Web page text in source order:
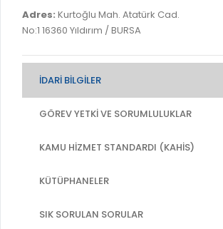
BİLGİ EDİNME
MECLİS
MECLİS ÜYELERİ
MECLİS KARARLARI
MECLİS GÜNDEMİ VE KARAR ÖZETLERİ
PERFORMANS PROGRAMI
YANGIN SİGORTA E-BEYANNAME
BAŞVURU / KAYIT / SORGU
ORKESTRA KAYIT
SEYAHAT KARTI SORGULAMA
İTFAİYE RAPORU
ONLİNE KATI ATIK BAŞVURUSU
Adres: Kurtoğlu Mah. Atatürk Cad.
No:1 16360 Yıldırım / BURSA
İDARI BILGILER
GÖREV YETKI VE SORUMLULUKLAR
KAMU HIZMET STANDARDI (KAHİS)
KÜTÜPHANELER
SIK SORULAN SORULAR